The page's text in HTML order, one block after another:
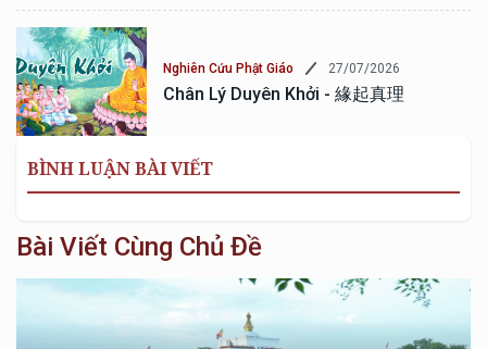
Nghiên Cứu Phật Giáo 27/07/2026
Chân Lý Duyên Khởi - 緣起真理
BÌNH LUẬN BÀI VIẾT
Bài Viết Cùng Chủ Đề